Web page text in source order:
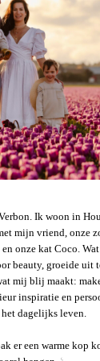
Ik woon in
mijn vriend, onze
onze kat Coco.
beauty, groeide uit
mij blij maakt:
inspiratie en
dagelijks leven.
er een warme kop